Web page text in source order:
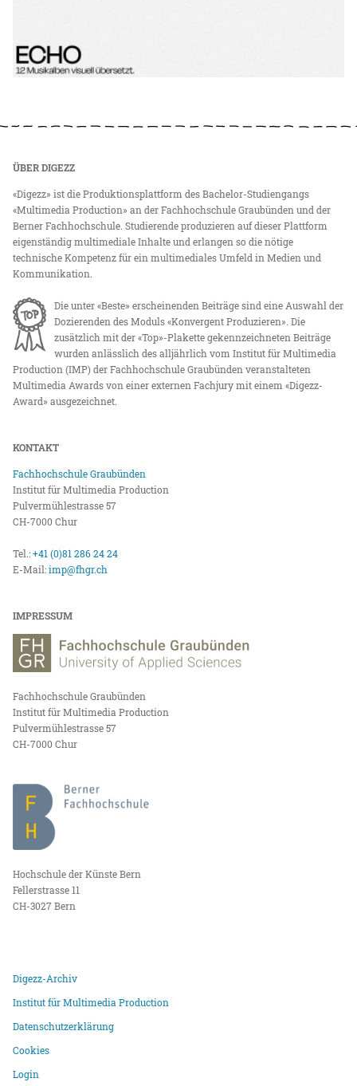
ÜBER DIGEZZ
«Digezz» ist die Produktionsplattform des Bachelor-Studiengangs
«Multimedia Production» an der Fachhochschule Graubünden und der
Berner Fachhochschule. Studierende produzieren auf dieser Plattform
eigenständig multimediale Inhalte und erlangen so die nötige
technische Kompetenz für ein multimediales Umfeld in Medien und
Kommunikation.
Die unter «Beste» erscheinenden Beiträge sind eine Auswahl der
Dozierenden des Moduls «Konvergent Produzieren». Die
zusätzlich mit der «Top»-Plakette gekennzeichneten Beiträge
wurden anlässlich des alljährlich vom Institut für Multimedia
Production (IMP) der Fachhochschule Graubünden veranstalteten
Multimedia Awards von einer externen Fachjury mit einem «Digezz-
Award» ausgezeichnet.
KONTAKT
Fachhochschule Graubünden
Institut für Multimedia Production
Pulvermühlestrasse 57
CH-7000 Chur
Tel.:+41 (0)81 286 24 24
E-Mail:imp@fhgr.ch
IMPRESSUM
Fachhochschule Graubünden
Institut für Multimedia Production
Pulvermühlestrasse 57
CH-7000 Chur
Hochschule der Künste Bern
Fellerstrasse 11
CH-3027 Bern
Digezz-Archiv
Institut für Multimedia Production
Datenschutzerklärung
Cookies
Login